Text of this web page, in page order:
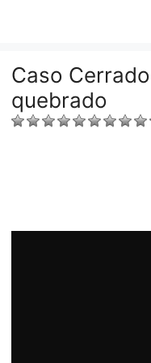
Caso
quebrado